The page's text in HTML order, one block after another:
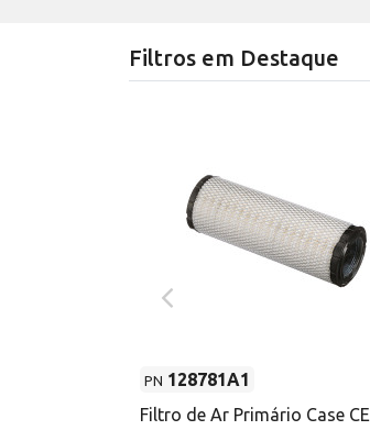
Filtros em Destaque
PN 128781A1
Filtro de Ar Primário Case CE